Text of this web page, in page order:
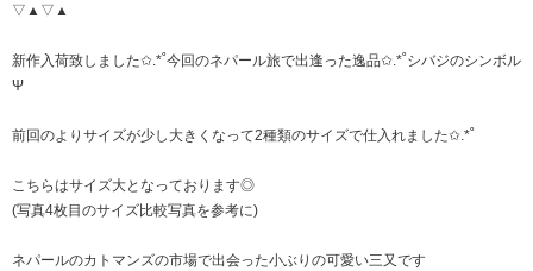
▽▲▽▲
新作入荷致しました✩.*˚今回のネパール旅で出逢った逸品✩.*˚シバジのシンボル
Ψ
前回のよりサイズが少し大きくなって2種類のサイズで仕入れました✩.*˚
こちらはサイズ大となっております◎
(写真4枚目のサイズ比較写真を参考に)
ネパールのカトマンズの市場で出会った小ぶりの可愛い三又です